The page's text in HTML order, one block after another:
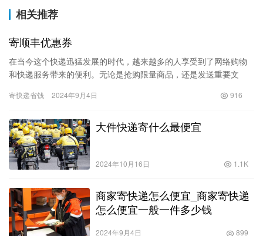
相关推荐
寄顺丰优惠券
在当今这个快递迅猛发展的时代，越来越多的人享受到了网络购物
和快递服务带来的便利。无论是抢购限量商品，还是发送重要文
其高效、…
寄快递省钱 2024年9月4日 916
大件快递寄什么最便宜
2024年10月16日 1.1K
商家寄快递怎么便宜_商家寄快递
怎么便宜一般一件多少钱
2024年9月4日 899